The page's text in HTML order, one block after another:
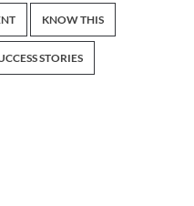
KNOW THIS
STORIES